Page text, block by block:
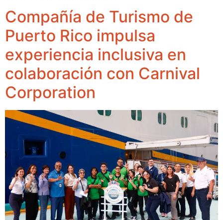
Compañía de Turismo de
Puerto Rico impulsa
experiencia inclusiva en
colaboración con Carnival
Corporation